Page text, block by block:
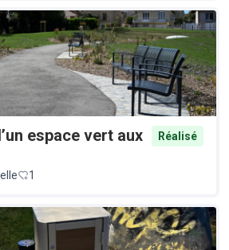
espace vert aux
Réalisé
1